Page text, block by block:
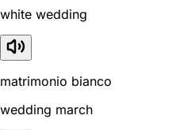
white wedding
matrimonio bianco
wedding march